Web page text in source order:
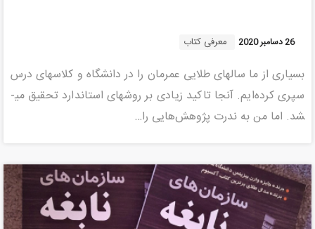
26 دسامبر 2020 معرفی کتاب
بسیاری از ما سالهای طلایی عمرمان را در دانشگاه و کلاس­های درس
سپری کرده‌ایم. آنجا تاکید زیادی بر روش­های استاندارد تحقیق می­
شد. اما من به ندرت پژوهش‎‌هایی را…